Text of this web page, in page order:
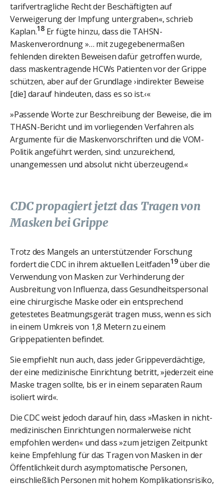
tarifvertragliche Recht der Beschäftigten auf
Verweigerung der Impfung untergraben«, schrieb
Kaplan.18Er fügte hinzu, dass die TAHSN-
Maskenverordnung »… mit zugegebenermaßen
fehlenden direkten Beweisen dafür getroffen wurde,
dass maskentragende HCWs Patienten vor der Grippe
schützen, aber auf der Grundlage ›indirekter Beweise
[die] darauf hindeuten, dass es so ist.‹«
»Passende Worte zur Beschreibung der Beweise, die im
THASN-Bericht und im vorliegenden Verfahren als
Argumente für die Maskenvorschriften und die VOM-
Politik angeführt werden, sind: unzureichend,
unangemessen und absolut nicht überzeugend.«
CDC propagiert jetzt das Tragen von
Masken bei Grippe
Trotz des Mangels an unterstützender Forschung
fordert die CDC in ihrem aktuellen Leitfaden19über die
Verwendung von Masken zur Verhinderung der
Ausbreitung von Influenza, dass Gesundheitspersonal
eine chirurgische Maske oder ein entsprechend
getestetes Beatmungsgerät tragen muss, wenn es sich
in einem Umkreis von 1,8 Metern zu einem
Grippepatienten befindet.
Sie empfiehlt nun auch, dass jeder Grippeverdächtige,
der eine medizinische Einrichtung betritt, »jederzeit eine
Maske tragen sollte, bis er in einem separaten Raum
isoliert wird«.
Die CDC weist jedoch darauf hin, dass »Masken in nicht-
medizinischen Einrichtungen normalerweise nicht
empfohlen werden« und dass »zum jetzigen Zeitpunkt
keine Empfehlung für das Tragen von Masken in der
Öffentlichkeit durch asymptomatische Personen,
einschließlich Personen mit hohem Komplikationsrisiko,